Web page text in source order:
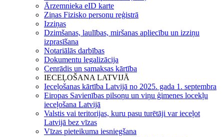
Ārzemnieka eID karte
Ziņas Fizisko personu reģistrā
Izziņas
Dzimšanas, laulības, miršanas apliecību un izziņu
izprasīšana
Notariālās darbības
Dokumentu legalizācija
Cenrādis un samaksas kārtība
IECEĻOŠANA LATVIJĀ
Ieceļošanas kārtība Latvijā no 2025. gada 1. septembra
Eiropas Savienības pilsoņu un viņu ģimenes locekļu
ieceļošana Latvijā
Valstis vai teritorijas, kuru pasu turētāji var ieceļot
Latvijā bez vīzas
Vīzas pieteikuma iesniegšana